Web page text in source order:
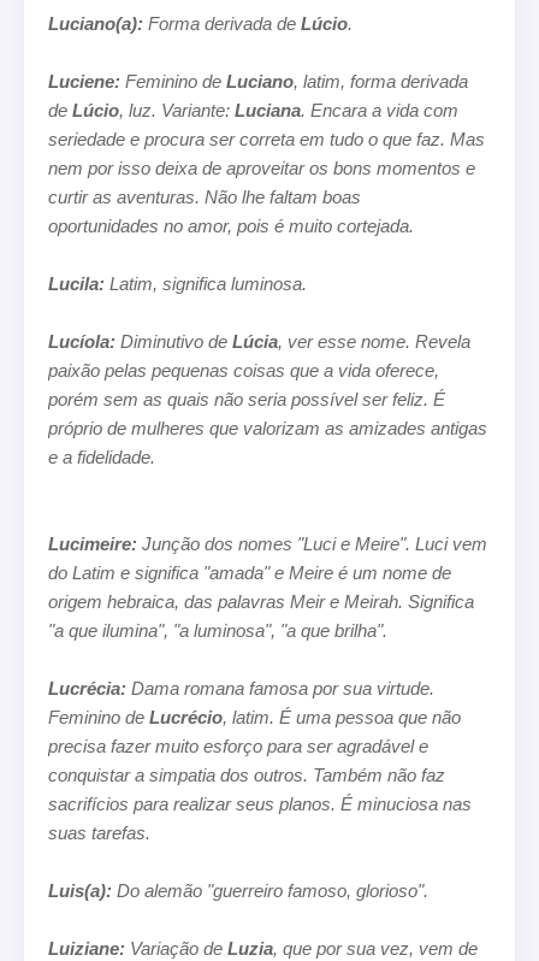
Luciano(a): Forma derivada de Lúcio.
Luciene: Feminino de Luciano, latim, forma derivada
de Lúcio, luz. Variante: Luciana. Encara a vida com
seriedade e procura ser correta em tudo o que faz. Mas
nem por isso deixa de aproveitar os bons momentos e
curtir as aventuras. Não lhe faltam boas
oportunidades no amor, pois é muito cortejada.
Lucila: Latim, significa luminosa.
Lucíola: Diminutivo de Lúcia, ver esse nome. Revela
paixão pelas pequenas coisas que a vida oferece,
porém sem as quais não seria possível ser feliz. É
próprio de mulheres que valorizam as amizades antigas
e a fidelidade.
Lucimeire: Junção dos nomes "Luci e Meire". Luci vem
do Latim e significa "amada" e Meire é um nome de
origem hebraica, das palavras Meir e Meirah. Significa
"a que ilumina", "a luminosa", "a que brilha".
Lucrécia: Dama romana famosa por sua virtude.
Feminino de Lucrécio, latim. É uma pessoa que não
precisa fazer muito esforço para ser agradável e
conquistar a simpatia dos outros. Também não faz
sacrifícios para realizar seus planos. É minuciosa nas
suas tarefas.
Luis(a): Do alemão "guerreiro famoso, glorioso".
Luiziane: Variação de Luzia, que por sua vez, vem de